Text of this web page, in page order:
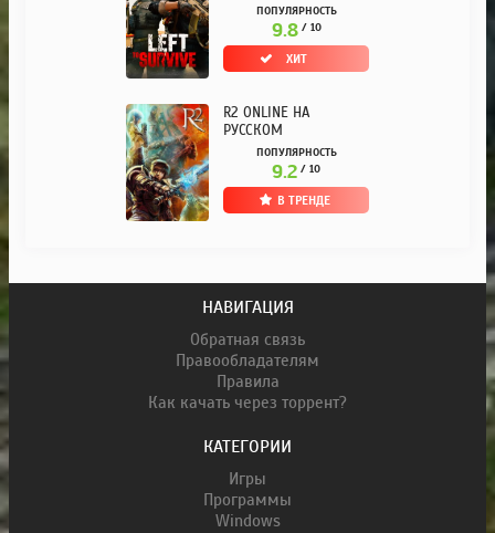
ПОПУЛЯРНОСТЬ
9.8 / 10
ХИТ
R2 ONLINE НА
РУССКОМ
ПОПУЛЯРНОСТЬ
9.2 / 10
В ТРЕНДЕ
НАВИГАЦИЯ
Обратная связь
Правообладателям
Правила
Как качать через торрент?
КАТЕГОРИИ
Игры
Программы
Windows